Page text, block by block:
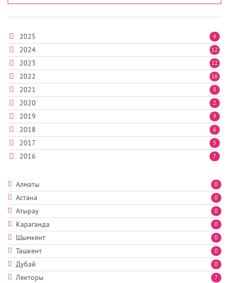
2025 4
2024 12
2023 12
2022 16
2021 8
2020 2
2019 9
2018 6
2017 5
2016 7
0
Алматы
0
Астана
0
Атырау
0
Караганда
0
Шымкент
0
Ташкент
0
Дубай
7
Лекторы